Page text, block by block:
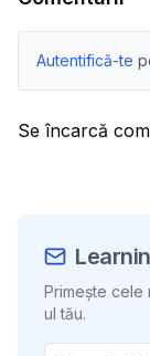
Autentifică-te
Se încarcă
Primește cele
ul tău.